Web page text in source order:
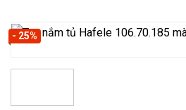
- 25%